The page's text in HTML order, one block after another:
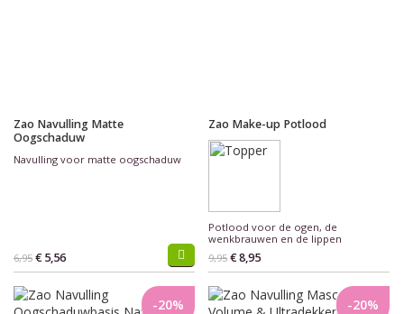
Zao Navulling Matte
Oogschaduw
Navulling voor matte oogschaduw
6,95 € 5,56
Zao Make-up Potlood
Potlood voor de ogen, de
wenkbrauwen en de lippen
9,95 € 8,95
-20% -20%